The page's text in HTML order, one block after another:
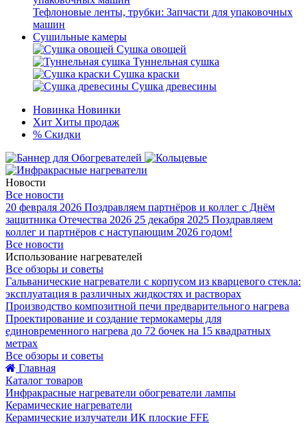
Тефлоновые ленты, трубки: Запчасти для упаковочных
машин
Сушильные камеры
Сушка овощей
Туннельная сушка
Сушка краски
Сушка древесины
Новинка Новинки
Хит Хиты продаж
% Скидки
Новости
Все новости
20 февраля 2026 Поздравляем партнёров и коллег с Днём
защитника Отечества 2026 25 декабря 2025 Поздравляем
коллег и партнёров с наступающим 2026 годом!
Все новости
Использование нагревателей
Все обзоры и советы
Гальванические нагреватели с корпусом из кварцевого стекла:
эксплуатация в различных жидкостях и растворах
Производство композитной печи предварительного нагрева
Проектирование и создание термокамеры для
единовременного нагрева до 72 бочек на 15 квадратных
метрах
Все обзоры и советы
Главная
Каталог товаров
Инфракрасные нагреватели обогреватели лампы
Керамические нагреватели
Керамические излучатели ИК плоские FFE